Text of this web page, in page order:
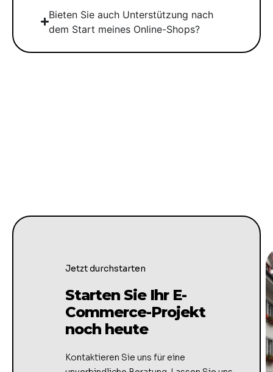
Bieten Sie auch Unterstützung nach
dem Start meines Online-Shops?
Jetzt durchstarten
Starten Sie Ihr E-
Commerce-Projekt
noch heute
Kontaktieren Sie uns für eine